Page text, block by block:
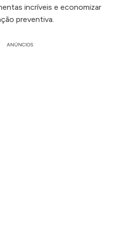
incríveis e economizar
preventiva.
ANÚNCIOS